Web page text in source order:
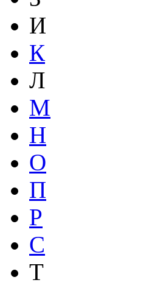
И
К
Л
М
Н
О
П
Р
С
Т